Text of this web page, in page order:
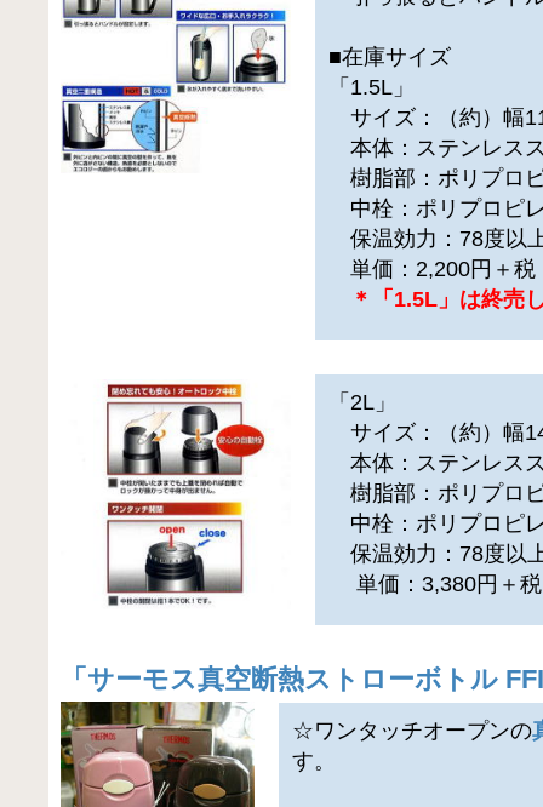
■在庫サイズ
「1.5L」
サイズ：（約）幅
本体：ステンレス
樹脂部：ポリプロ
中栓：ポリプロピ
保温効力：78度以
単価：2,200円＋税
＊「1.5L」は終売
「2L」
サイズ：（約）幅
本体：ステンレス
樹脂部：ポリプロ
中栓：ポリプロピ
保温効力：78度以
単価：3,380円＋税
「 サーモス真空断熱ストローボトル
☆ワンタッチオープンの
す。